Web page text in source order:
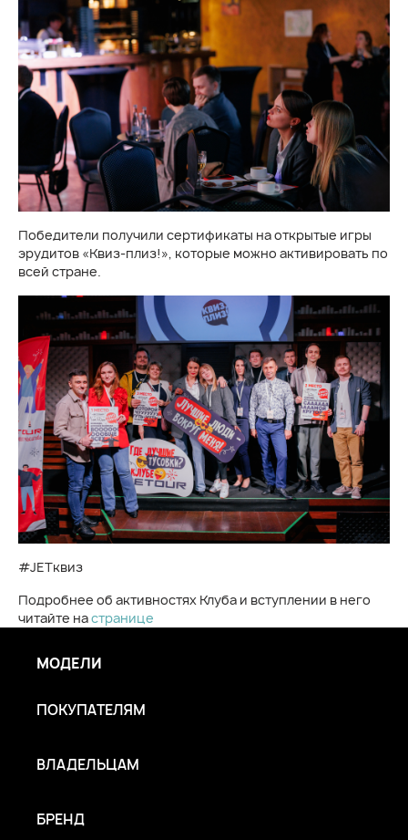
Победители получили сертификаты на открытые игры
эрудитов «Квиз-плиз!», которые можно активировать по
всей стране.
#JETквиз
Подробнее об активностях Клуба и вступлении в него
читайте настранице
МОДЕЛИ
ПОКУПАТЕЛЯМ
ВЛАДЕЛЬЦАМ
БРЕНД